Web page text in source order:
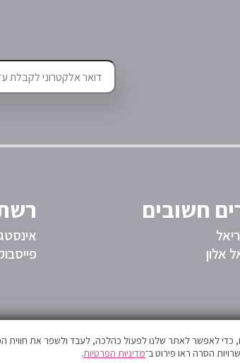
חשובים
אלון
כדי לאפשר לאתר שלנו לפעול כהלכה, לעבד ולשפר את
הסרה ראו פירוט ב־מדיניות הפרטיות.